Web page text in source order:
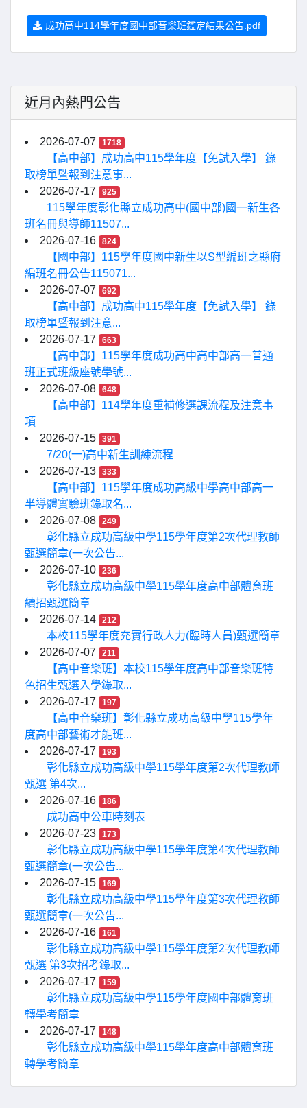
成功高中114學年度國中部音樂班鑑定結果公告.pdf
近月內熱門公告
2026-07-07 1718
【高中部】成功高中115學年度【免試入學】 錄
取榜單暨報到注意事...
2026-07-17
925
115學年度彰化縣立成功高中(國中部)國一新生各
班名冊與導師11507...
2026-07-16
824
【國中部】115學年度國中新生以S型編班之縣府
編班名冊公告115071...
2026-07-07
692
【高中部】成功高中115學年度【免試入學】 錄
取榜單暨報到注意...
2026-07-17
663
【高中部】115學年度成功高中高中部高一普通
班正式班級座號學號...
2026-07-08
648
【高中部】114學年度重補修選課流程及注意事
項
2026-07-15
391
7/20(一)高中新生訓練流程
2026-07-13
333
【高中部】115學年度成功高級中學高中部高一
半導體實驗班錄取名...
2026-07-08
249
彰化縣立成功高級中學115學年度第2次代理教師
甄選簡章(一次公告...
2026-07-10
236
彰化縣立成功高級中學115學年度高中部體育班
續招甄選簡章
2026-07-14
212
本校115學年度充實行政人力(臨時人員)甄選簡章
2026-07-07
211
【高中音樂班】本校115學年度高中部音樂班特
色招生甄選入學錄取...
2026-07-17
197
【高中音樂班】彰化縣立成功高級中學115學年
度高中部藝術才能班...
2026-07-17
193
彰化縣立成功高級中學115學年度第2次代理教師
甄選 第4次...
2026-07-16
186
成功高中公車時刻表
2026-07-23
173
彰化縣立成功高級中學115學年度第4次代理教師
甄選簡章(一次公告...
2026-07-15
169
彰化縣立成功高級中學115學年度第3次代理教師
甄選簡章(一次公告...
2026-07-16
161
彰化縣立成功高級中學115學年度第2次代理教師
甄選 第3次招考錄取...
2026-07-17
159
彰化縣立成功高級中學115學年度國中部體育班
轉學考簡章
2026-07-17
148
彰化縣立成功高級中學115學年度高中部體育班
轉學考簡章